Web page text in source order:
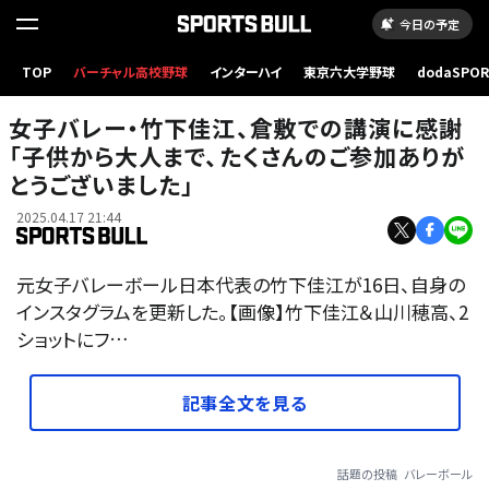
今日の予定
TOP バーチャル高校野球 インターハイ 東京六大学野球
女子バレー・竹下佳江、倉敷での講演に感謝
「子供から大人まで、たくさんのご参加ありが
とうございました」
2025.04.17 21:44
元女子バレーボール日本代表の竹下佳江が16日、自身の
インスタグラムを更新した。【画像】竹下佳江＆山川穂高、2
ショットにフ…
記事全文を見る
話題の投稿 バレーボール